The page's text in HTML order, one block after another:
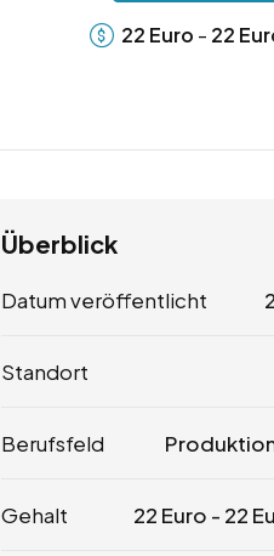
22 Euro - 22
Überblick
Datum veröffentlicht
Standort
Berufsfeld
Gehalt 22 Euro - 22